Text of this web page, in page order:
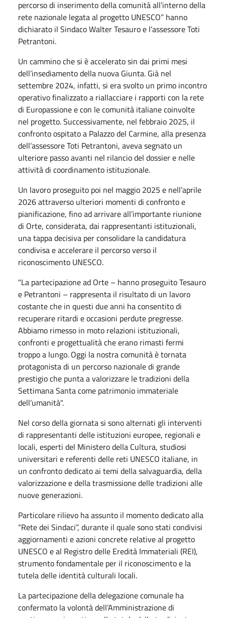
percorso di inserimento della comunità all’interno della
rete nazionale legata al progetto UNESCO” hanno
dichiarato il Sindaco Walter Tesauro e l’assessore Toti
Petrantoni.
Un cammino che si è accelerato sin dai primi mesi
dell’insediamento della nuova Giunta. Già nel
settembre 2024, infatti, si era svolto un primo incontro
operativo finalizzato a riallacciare i rapporti con la rete
di Europassione e con le comunità italiane coinvolte
nel progetto. Successivamente, nel febbraio 2025, il
confronto ospitato a Palazzo del Carmine, alla presenza
dell’assessore Toti Petrantoni, aveva segnato un
ulteriore passo avanti nel rilancio del dossier e nelle
attività di coordinamento istituzionale.
Un lavoro proseguito poi nel maggio 2025 e nell’aprile
2026 attraverso ulteriori momenti di confronto e
pianificazione, fino ad arrivare all’importante riunione
di Orte, considerata, dai rappresentanti istituzionali,
una tappa decisiva per consolidare la candidatura
condivisa e accelerare il percorso verso il
riconoscimento UNESCO.
"La partecipazione ad Orte – hanno proseguito Tesauro
e Petrantoni – rappresenta il risultato di un lavoro
costante che in questi due anni ha consentito di
recuperare ritardi e occasioni perdute pregresse.
Abbiamo rimesso in moto relazioni istituzionali,
confronti e progettualità che erano rimasti fermi
troppo a lungo. Oggi la nostra comunità è tornata
protagonista di un percorso nazionale di grande
prestigio che punta a valorizzare le tradizioni della
Settimana Santa come patrimonio immateriale
dell’umanità".
Nel corso della giornata si sono alternati gli interventi
di rappresentanti delle istituzioni europee, regionali e
locali, esperti del Ministero della Cultura, studiosi
universitari e referenti delle reti UNESCO italiane, in
un confronto dedicato ai temi della salvaguardia, della
valorizzazione e della trasmissione delle tradizioni alle
nuove generazioni.
Particolare rilievo ha assunto il momento dedicato alla
“Rete dei Sindaci”, durante il quale sono stati condivisi
aggiornamenti e azioni concrete relative al progetto
UNESCO e al Registro delle Eredità Immateriali (REI),
strumento fondamentale per il riconoscimento e la
tutela delle identità culturali locali.
La partecipazione della delegazione comunale ha
confermato la volontà dell’Amministrazione di